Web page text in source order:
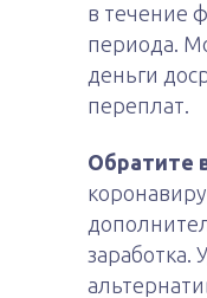
в течение
периода.
деньги
переплат.
Обратите
заработка.